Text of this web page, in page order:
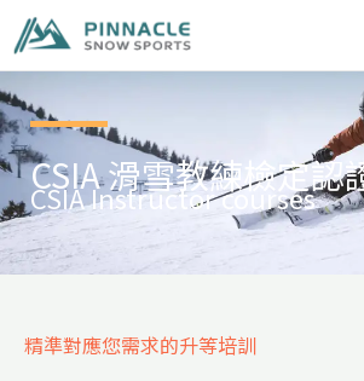
至
主
要
內
容 CSIA 滑雪教練檢定認
CSIA Instructor courses
精準對應您需求的升等培訓